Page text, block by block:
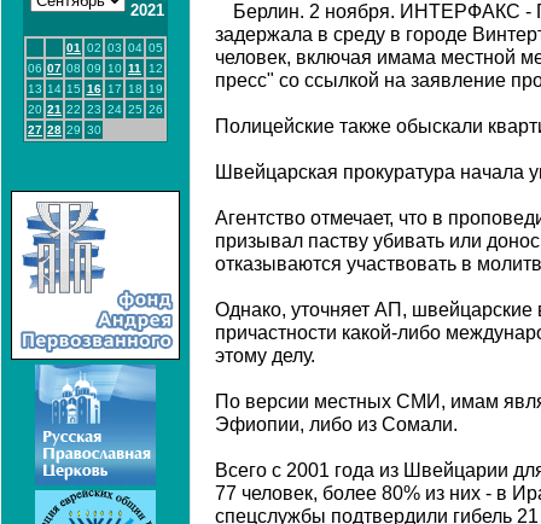
2021
01 02 03 04 05
06 07 08 09 10 11
12
13 14 15 16 17 18
19
20 21 22 23 24 25 26
27 28 29 30
Берлин. 2 ноября. ИНТЕРФАКС -
задержала в среду в городе
человек, включая имама местной
пресс" со ссылкой на заявление
Полицейские также обыскали
Швейцарская прокуратура начала
Агентство отмечает, что в
призывал паству убивать или
отказываются участвовать в
Однако, уточняет АП, швейцарские
причастности какой-либо
этому делу.
По версии местных СМИ, имам
Эфиопии, либо из Сомали.
Всего с 2001 года из Швейцарии
77 человек, более 80% из них - в
спецслужбы подтвердили гибель